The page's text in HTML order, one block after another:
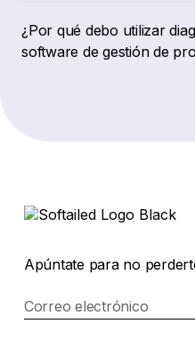
¿Por qué debo utilizar
software de gestión de
Apúntate para no
Correo electrónico